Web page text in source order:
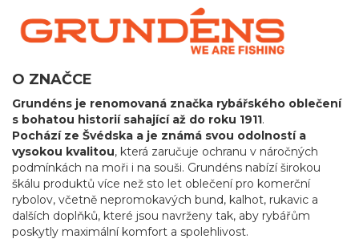
O ZNAČCE
Grundéns je renomovaná značka rybářského oblečení
s bohatou historií sahající až do roku 1911.
Pochází ze Švédska a je známá svou odolností a
vysokou kvalitou, která zaručuje ochranu v náročných
podmínkách na moři i na souši. Grundéns nabízí širokou
škálu produktů více než sto let oblečení pro komerční
rybolov, včetně nepromokavých bund, kalhot, rukavic a
dalších doplňků, které jsou navrženy tak, aby rybářům
poskytly maximální komfort a spolehlivost.